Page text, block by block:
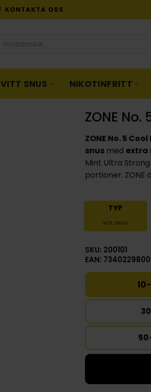
KONTAKTA OSS
VITT SNUS NIKOTINFRITT
ZONE
ZONE No. 5
snus med extra
Mint Ultra
portioner. ZONE
TYP
VITT SNUS
SKU: 200101
EAN: